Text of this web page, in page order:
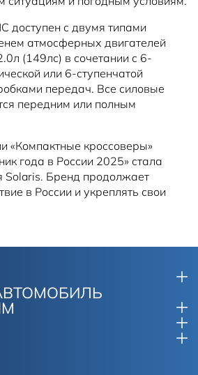
доступен с двумя типами
атмосферных двигателей
(149лс) в сочетании с 6-
или 6-ступенчатой
передач. Все силовые
передним или полным
«Компактные кроссоверы»
года в России 2025» стала
Бренд продолжает
в России и укреплять свои